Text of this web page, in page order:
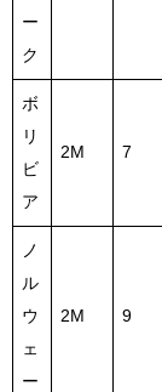
ー
ク
ボ
リ
ビ
ア
2M 7
ノ
ル
ウ
ェ
ー
2M 9